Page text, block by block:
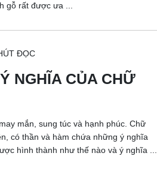
gỗ rất được ưa ...
ĐỌC
NGHĨA CỦA CHỮ
mắn, sung túc và hạnh phúc. Chữ
có thần và hàm chứa những ý nghĩa
hình thành như thế nào và ý nghĩa ...